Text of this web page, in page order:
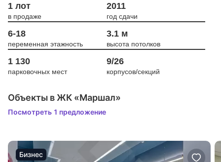
1 лот
в продаже
2011
год сдачи
6-18
переменная этажность
3.1 м
высота потолков
1 130
парковочных мест
9/26
корпусов/секций
Объекты в ЖК «Маршал»
Посмотреть 1 предложение
Бизнес